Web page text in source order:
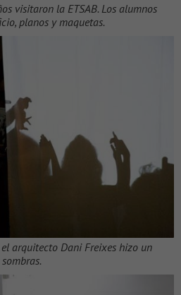
visitaron la ETSAB. Los alumnos
planos y maquetas.
arquitecto Dani Freixes hizo un